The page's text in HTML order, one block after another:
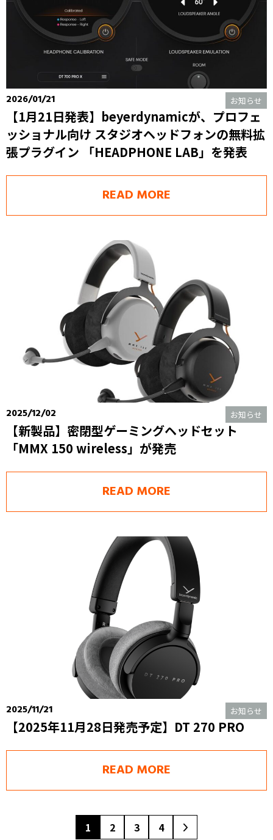
2026/01/21 お知らせ
【1月21日発表】beyerdynamicが、プロフェ
ッショナル向け スタジオヘッドフォンの無料拡
張プラグイン 「HEADPHONE LAB」を発表
READ MORE
2025/12/02 お知らせ
【新製品】密閉型ゲーミングヘッドセット
「MMX 150 wireless」が発売
READ MORE
2025/11/21 お知らせ
【2025年11月28日発売予定】DT 270 PRO
READ MORE
1 2 3 4